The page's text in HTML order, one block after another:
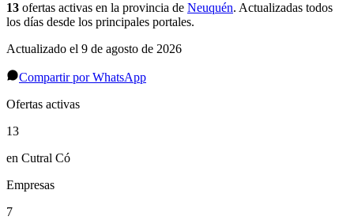
13 ofertas activas en la provincia de Neuquén. Actualizadas todos
los días desde los principales portales.
Actualizado el 9 de agosto de 2026
Compartir por WhatsApp
Ofertas activas
13
en Cutral Có
Empresas
7